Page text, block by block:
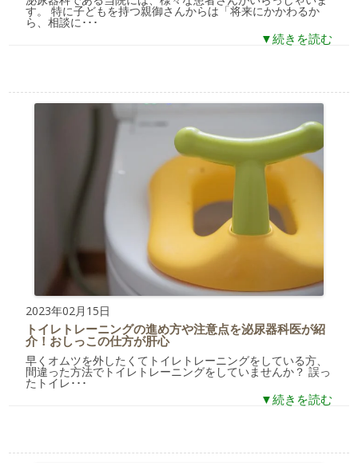
す。 特に子どもを持つ親御さんからは「将来にかかわるか
ら、相談に･･･
▼続きを読む
2023年02月15日
トイレトレーニングの進め方や注意点を泌尿器科医が紹
介！おしっこの仕方が肝心
早くオムツを外したくてトイレトレーニングをしている方、
間違った方法でトイレトレーニングをしていませんか？ 誤っ
たトイレ･･･
▼続きを読む